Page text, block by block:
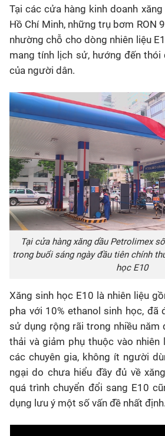
Tại các cửa hàng kinh doanh
Hồ Chí Minh, những trụ bơm RON
nhường chỗ cho dòng nhiên liệu
mang tính lịch sử, hướng đến thói
của người dân.
Tại cửa hàng xăng dầu Petrolimex
trong buổi sáng ngày đầu tiên chính
học E10
Xăng sinh học E10 là nhiên liệu
pha với 10% ethanol sinh học, đã
sử dụng rộng rãi trong nhiều năm
thải và giảm phụ thuộc vào nhiên
các chuyên gia, không ít người
ngại do chưa hiểu đầy đủ về
quá trình chuyển đổi sang E10
dụng lưu ý một số vấn đề nhất định.